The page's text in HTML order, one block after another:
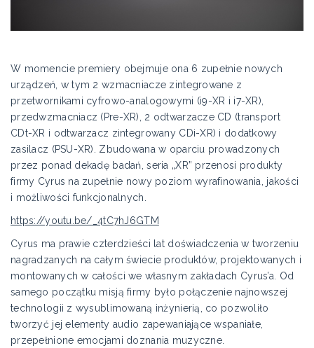
W momencie premiery obejmuje ona 6 zupełnie nowych
urządzeń, w tym 2 wzmacniacze zintegrowane z
przetwornikami cyfrowo-analogowymi (i9-XR i i7-XR),
przedwzmacniacz (Pre-XR), 2 odtwarzacze CD (transport
CDt-XR i odtwarzacz zintegrowany CDi-XR) i dodatkowy
zasilacz (PSU-XR). Zbudowana w oparciu prowadzonych
przez ponad dekadę badań, seria „XR” przenosi produkty
firmy Cyrus na zupełnie nowy poziom wyrafinowania, jakości
i możliwości funkcjonalnych.
https://youtu.be/_4tC7hJ6GTM
Cyrus ma prawie czterdzieści lat doświadczenia w tworzeniu
nagradzanych na całym świecie produktów, projektowanych i
montowanych w całości we własnym zakładach Cyrus’a. Od
samego początku misją firmy było połączenie najnowszej
technologii z wysublimowaną inżynierią, co pozwoliło
tworzyć jej elementy audio zapewaniające wspaniałe,
przepełnione emocjami doznania muzyczne.